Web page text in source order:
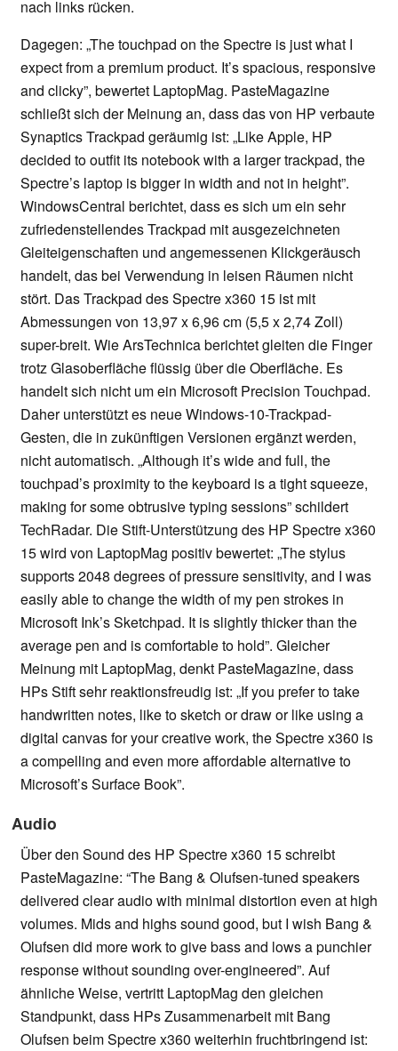
nach links rücken.
Dagegen: „The touchpad on the Spectre is just what I
expect from a premium product. It’s spacious, responsive
and clicky”, bewertet LaptopMag. PasteMagazine
schließt sich der Meinung an, dass das von HP verbaute
Synaptics Trackpad geräumig ist: „Like Apple, HP
decided to outfit its notebook with a larger trackpad, the
Spectre’s laptop is bigger in width and not in height”.
WindowsCentral berichtet, dass es sich um ein sehr
zufriedenstellendes Trackpad mit ausgezeichneten
Gleiteigenschaften und angemessenen Klickgeräusch
handelt, das bei Verwendung in leisen Räumen nicht
stört. Das Trackpad des Spectre x360 15 ist mit
Abmessungen von 13,97 x 6,96 cm (5,5 x 2,74 Zoll)
super-breit. Wie ArsTechnica berichtet gleiten die Finger
trotz Glasoberfläche flüssig über die Oberfläche. Es
handelt sich nicht um ein Microsoft Precision Touchpad.
Daher unterstützt es neue Windows-10-Trackpad-
Gesten, die in zukünftigen Versionen ergänzt werden,
nicht automatisch. „Although it’s wide and full, the
touchpad’s proximity to the keyboard is a tight squeeze,
making for some obtrusive typing sessions” schildert
TechRadar. Die Stift-Unterstützung des HP Spectre x360
15 wird von LaptopMag positiv bewertet: „The stylus
supports 2048 degrees of pressure sensitivity, and I was
easily able to change the width of my pen strokes in
Microsoft Ink’s Sketchpad. It is slightly thicker than the
average pen and is comfortable to hold”. Gleicher
Meinung mit LaptopMag, denkt PasteMagazine, dass
HPs Stift sehr reaktionsfreudig ist: „If you prefer to take
handwritten notes, like to sketch or draw or like using a
digital canvas for your creative work, the Spectre x360 is
a compelling and even more affordable alternative to
Microsoft’s Surface Book”.
Audio
Über den Sound des HP Spectre x360 15 schreibt
PasteMagazine: “The Bang & Olufsen-tuned speakers
delivered clear audio with minimal distortion even at high
volumes. Mids and highs sound good, but I wish Bang &
Olufsen did more work to give bass and lows a punchier
response without sounding over-engineered”. Auf
ähnliche Weise, vertritt LaptopMag den gleichen
Standpunkt, dass HPs Zusammenarbeit mit Bang
Olufsen beim Spectre x360 weiterhin fruchtbringend ist: